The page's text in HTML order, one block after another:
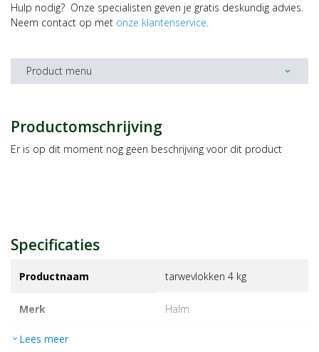
Hulp nodig? Onze specialisten geven je gratis deskundig advies.
Neem contact op met onze klantenservice.
Product menu expand_more
Productomschrijving
Er is op dit moment nog geen beschrijving voor dit product
Specificaties
Productnaam tarwevlokken 4 kg
Merk halm
EAN
expand_more Lees meer